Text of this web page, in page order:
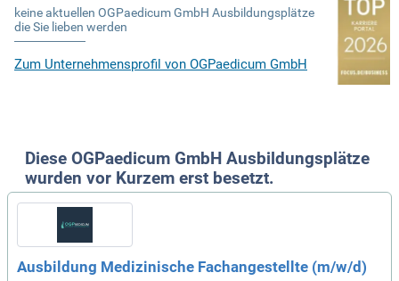
keine aktuellen OGPaedicum GmbH Ausbildungsplätze
die Sie lieben werden
Zum Unternehmensprofil von OGPaedicum GmbH
Diese OGPaedicum GmbH Ausbildungsplätze
wurden vor Kurzem erst besetzt.
Ausbildung Medizinische Fachangestellte (m/w/d)